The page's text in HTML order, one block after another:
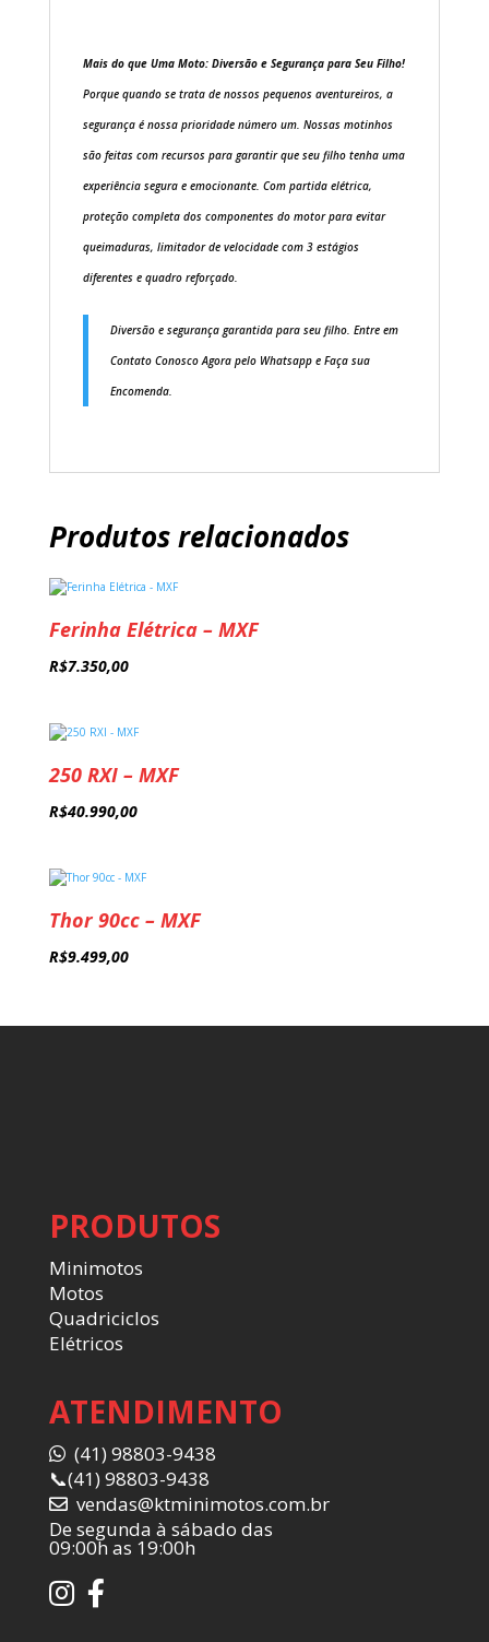
Mais do que Uma Moto: Diversão e Segurança para Seu Filho!
Porque quando se trata de nossos pequenos aventureiros, a
segurança é nossa prioridade número um. Nossas motinhos
são feitas com recursos para garantir que seu filho tenha uma
experiência segura e emocionante. Com partida elétrica,
proteção completa dos componentes do motor para evitar
queimaduras, limitador de velocidade com 3 estágios
diferentes e quadro reforçado.
Diversão e segurança garantida para seu filho. Entre em
Contato Conosco Agora pelo Whatsapp e Faça sua
Encomenda.
Produtos relacionados
Ferinha Elétrica – MXF
R$7.350,00
250 RXI – MXF
R$40.990,00
Thor 90cc – MXF
R$9.499,00
PRODUTOS
Minimotos
Motos
Quadriciclos
Elétricos
ATENDIMENTO
(41) 98803-9438
📞(41) 98803-9438
vendas@ktminimotos.com.br
De segunda à sábado das
09:00h as 19:00h